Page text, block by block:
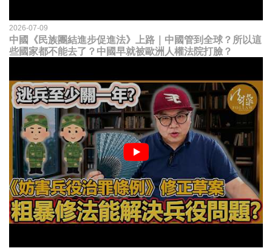
2026-07-09
中國《民族團結進步促進法》上路｜中國管到全球？所以這
些國家都不能去了？中國早就被歐洲人權法院打臉？